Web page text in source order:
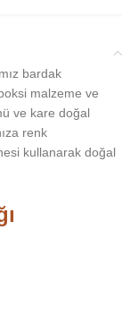
bardak
malzeme ve
ve kare doğal
renk
kullanarak doğal